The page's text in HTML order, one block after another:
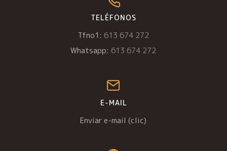
TELÉFONOS
Tfno1: 613 674 272
Whatsapp: 613 674 272
E-MAIL
Enviar e-mail (clic)